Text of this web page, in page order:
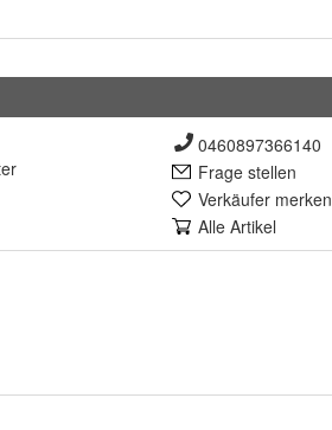
0460897366140
Frage stellen
Verkäufer merken
Alle Artikel